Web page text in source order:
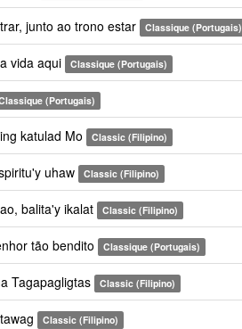
junto ao trono estar Classique (Portugais)
vida aqui Classique (Portugais)
(Portugais)
katulad Mo Classic (Filipino)
uhaw Classic (Filipino)
balita'y ikalat Classic (Filipino)
tão bendito Classique (Portugais)
Tagapagligtas Classic (Filipino)
Classic (Filipino)